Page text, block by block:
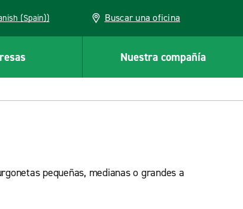
(Spain)) Buscar una oficina
Nuestra compañía
pequeñas, medianas o grandes a